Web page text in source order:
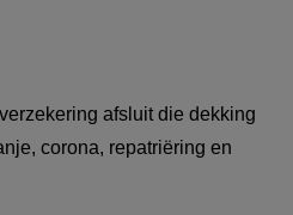
afsluit die dekking
corona, repatriëring en